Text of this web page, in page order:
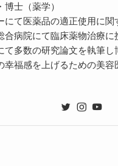
博士（薬学）
にて医薬品の適正使用に関
合病院にて臨床薬物治療に
て多数の研究論文を執筆し
幸福感を上げるための美容